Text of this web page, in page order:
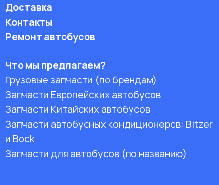
Доставка
Контакты
Ремонт автобусов
Что мы предлагаем?
Грузовые запчасти (по брендам)
Запчасти Европейских автобусов
Запчасти Китайских автобусов
Запчасти автобусных кондиционеров: Bitzer
и Bock
Запчасти для автобусов (по названию)